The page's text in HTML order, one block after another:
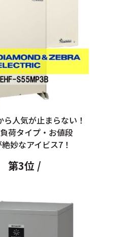
人気が止まらない！
荷タイプ・お値段
妙なアイビス7！
第3位 /